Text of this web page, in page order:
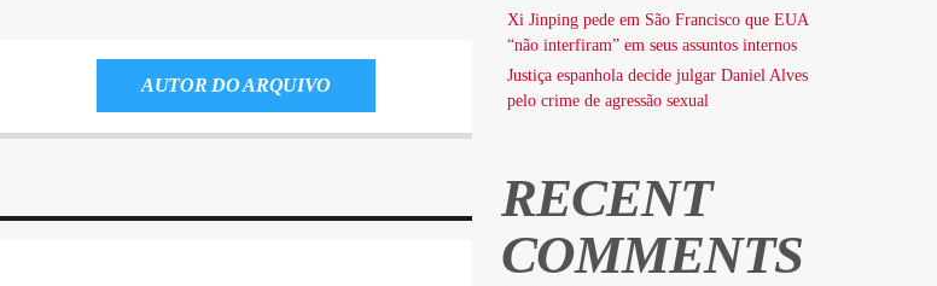
AUTOR DO ARQUIVO
Xi Jinping pede em São Francisco que EUA
“não interfiram” em seus assuntos internos
Justiça espanhola decide julgar Daniel Alves
pelo crime de agressão sexual
RECENT
COMMENTS